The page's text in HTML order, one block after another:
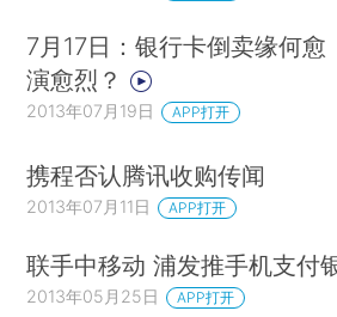
7月17日：银行卡倒卖缘何愈
演愈烈？
2013年07月19日 APP打开
携程否认腾讯收购传闻
2013年07月11日 APP打开
联手中移动 浦发推手机支付
2013年05月25日 APP打开